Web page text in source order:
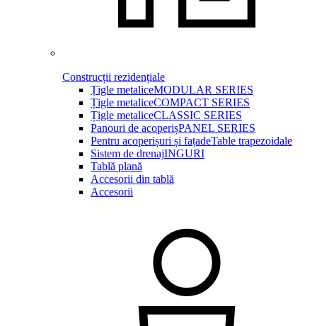
Construcții rezidențiale
Țigle metaliceMODULAR SERIES
Țigle metaliceCOMPACT SERIES
Țigle metaliceCLASSIC SERIES
Panouri de acoperișPANEL SERIES
Pentru acoperișuri și fațadeTable trapezoidale
Sistem de drenajINGURI
Tablă plană
Accesorii din tablă
Accesorii